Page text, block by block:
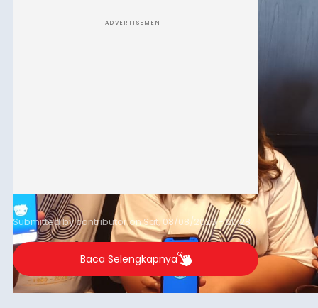
ADVERTISEMENT
Submitted bycontributoronSat, 08/08/2026 - 20:28
Baca Selengkapnya